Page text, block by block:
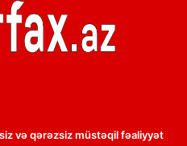
və qərəzsiz müstəqil fəaliyyət